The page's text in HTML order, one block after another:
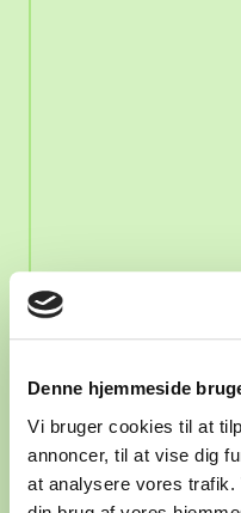
Denne hjemmeside
Vi bruger cookies til at
annoncer, til at vise dig
at analysere vores trafik.